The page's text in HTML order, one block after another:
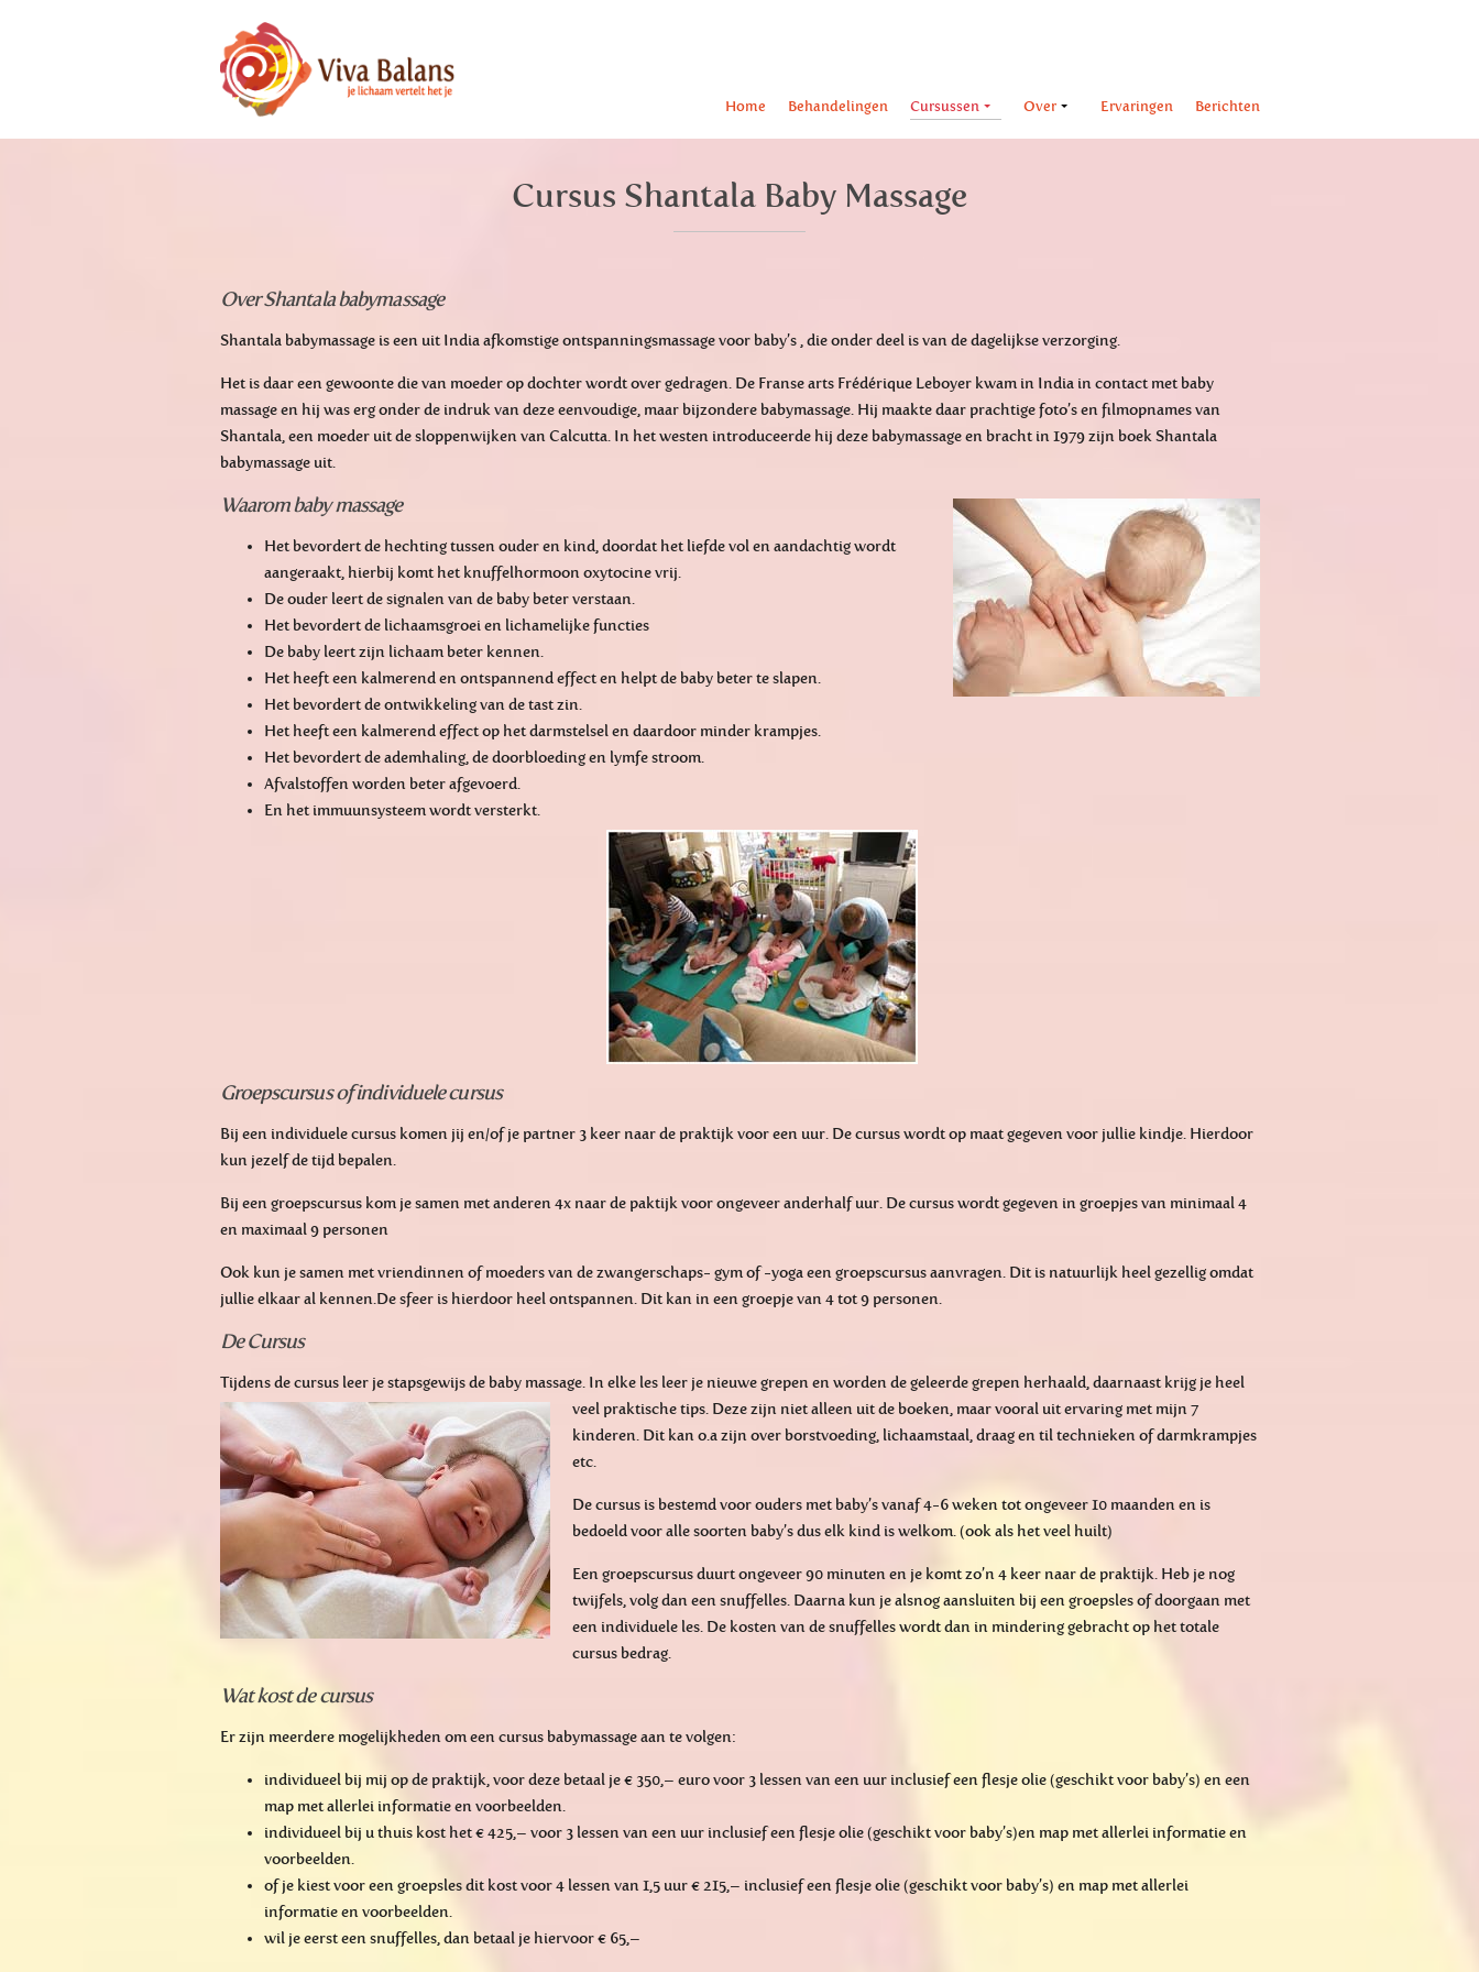
Home Behandelingen Cursussen Over Ervaringen Berichten
Cursus Shantala Baby Massage
Over Shantala babymassage
Shantala babymassage is een uit India afkomstige ontspanningsmassage voor baby’s , die onder deel is van de dagelijkse verzorging.
Het is daar een gewoonte die van moeder op dochter wordt over gedragen. De Franse arts Frédérique Leboyer kwam in India in contact met baby
massage en hij was erg onder de indruk van deze eenvoudige, maar bijzondere babymassage. Hij maakte daar prachtige foto’s en filmopnames van
Shantala, een moeder uit de sloppenwijken van Calcutta. In het westen introduceerde hij deze babymassage en bracht in 1979 zijn boek Shantala
babymassage uit.
Waarom baby massage
Het bevordert de hechting tussen ouder en kind, doordat het liefde vol en aandachtig wordt
aangeraakt, hierbij komt het knuffelhormoon oxytocine vrij.
De ouder leert de signalen van de baby beter verstaan.
Het bevordert de lichaamsgroei en lichamelijke functies
De baby leert zijn lichaam beter kennen.
Het heeft een kalmerend en ontspannend effect en helpt de baby beter te slapen.
Het bevordert de ontwikkeling van de tast zin.
Het heeft een kalmerend effect op het darmstelsel en daardoor minder krampjes.
Het bevordert de ademhaling, de doorbloeding en lymfe stroom.
Afvalstoffen worden beter afgevoerd.
En het immuunsysteem wordt versterkt.
Groepscursus of individuele cursus
Bij een individuele cursus komen jij en/of je partner 3 keer naar de praktijk voor een uur. De cursus wordt op maat gegeven voor jullie kindje. Hierdoor
kun jezelf de tijd bepalen.
Bij een groepscursus kom je samen met anderen 4x naar de paktijk voor ongeveer anderhalf uur. De cursus wordt gegeven in groepjes van minimaal 4
en maximaal 9 personen
Ook kun je samen met vriendinnen of moeders van de zwangerschaps- gym of -yoga een groepscursus aanvragen. Dit is natuurlijk heel gezellig omdat
jullie elkaar al kennen.De sfeer is hierdoor heel ontspannen. Dit kan in een groepje van 4 tot 9 personen.
De Cursus
Tijdens de cursus leer je stapsgewijs de baby massage. In elke les leer je nieuwe grepen en worden de geleerde grepen herhaald, daarnaast krijg je heel
veel praktische tips. Deze zijn niet alleen uit de boeken, maar vooral uit ervaring met mijn 7
kinderen. Dit kan o.a zijn over borstvoeding, lichaamstaal, draag en til technieken of darmkrampjes
etc.
De cursus is bestemd voor ouders met baby’s vanaf 4-6 weken tot ongeveer 10 maanden en is
bedoeld voor alle soorten baby’s dus elk kind is welkom. (ook als het veel huilt)
Een groepscursus duurt ongeveer 90 minuten en je komt zo’n 4 keer naar de praktijk. Heb je nog
twijfels, volg dan een snuffelles. Daarna kun je alsnog aansluiten bij een groepsles of doorgaan met
een individuele les. De kosten van de snuffelles wordt dan in mindering gebracht op het totale
cursus bedrag.
Wat kost de cursus
Er zijn meerdere mogelijkheden om een cursus babymassage aan te volgen:
individueel bij mij op de praktijk, voor deze betaal je € 350,– euro voor 3 lessen van een uur inclusief een flesje olie (geschikt voor baby’s) en een
map met allerlei informatie en voorbeelden.
individueel bij u thuis kost het € 425,– voor 3 lessen van een uur inclusief een flesje olie (geschikt voor baby’s)en map met allerlei informatie en
voorbeelden.
of je kiest voor een groepsles dit kost voor 4 lessen van 1,5 uur € 215,– inclusief een flesje olie (geschikt voor baby’s) en map met allerlei
informatie en voorbeelden.
wil je eerst een snuffelles, dan betaal je hiervoor € 65,–